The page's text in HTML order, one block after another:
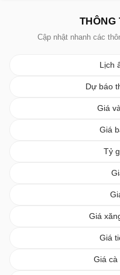
THÔNG
Cập nhật nhanh các
Lịch
Dự báo
Giá
Giá
Tỷ
Giá
Giá
Giá cà